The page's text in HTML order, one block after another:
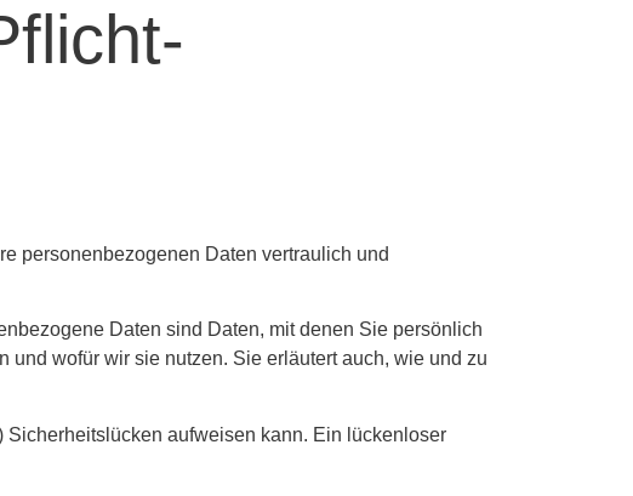
personenbezogenen Daten vertraulich und
Daten sind Daten, mit denen Sie persönlich
wofür wir sie nutzen. Sie erläutert auch, wie und zu
aufweisen kann. Ein lückenloser